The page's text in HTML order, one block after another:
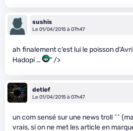
sushis
Le 01/04/2015 à 07h47
ah finalement c’est lui le poisson
Hadopi …
" />
detlef
Le 01/04/2015 à 07h47
un com sensé sur une news troll ^^
vrais, si on ne met les article en